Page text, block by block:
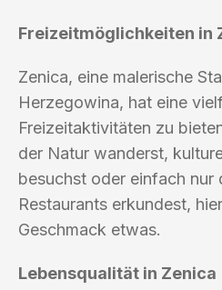
Freizeitmöglichkeiten in
Zenica, eine malerische
Herzegowina, hat eine
Freizeitaktivitäten zu
der Natur wanderst,
besuchst oder einfach nur
Restaurants erkundest,
Geschmack etwas.
Lebensqualität in Zenica